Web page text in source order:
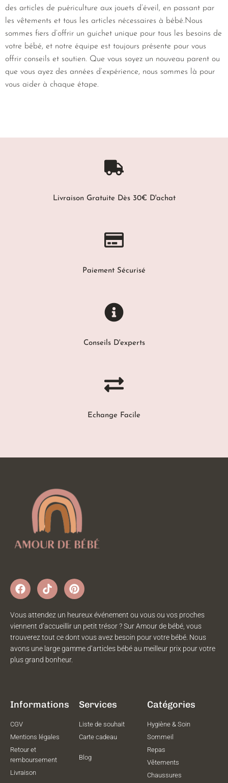
des articles de puériculture aux jouets d’éveil, en passant par
les vêtements et tous les articles nécessaires à bébé.Nous
sommes fiers d’offrir un guichet unique pour tous les besoins de
votre bébé, et notre équipe est toujours présente pour vous
offrir conseils et soutien. Que vous soyez un nouveau parent ou
que vous ayez des années d’expérience, nous sommes là pour
vous aider à chaque étape.
Livraison Gratuite Dès 30€ D'achat
Paiement Sécurisé
Conseils D'experts
Echange Facile
Vous attendez un heureux événement ou vous ou vos proches
viennent d’accueillir un petit trésor ? Sur Amour de bébé, vous
trouverez tout ce dont vous avez besoin pour votre bébé. Nous
avons une large gamme d’articles bébé au meilleur prix pour votre
plus grand bonheur.
Informations
CGV
Mentions légales
Retour et
remboursement
Livraison
Services
Liste de souhait
Carte cadeau
Blog
Catégories
Hygiène & Soin
Sommeil
Repas
Vêtements
Chaussures